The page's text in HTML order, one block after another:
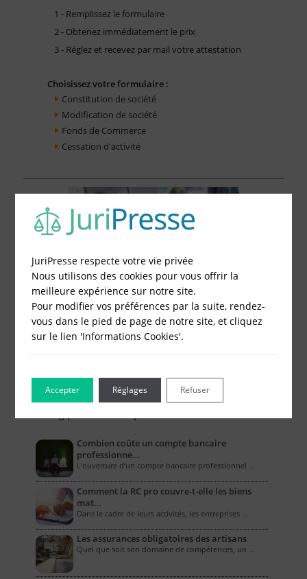
1 - Remplissez le formulaire
2 - Obtenez immédiatement le prix
3 - Réglez et recevez par mail votre attestation
Choisissez votre formulaire :
Constitution de société
Modification de société
Fonds de Commerce
Cessation d'activité
Combien coûte un compte bancaire
professionne…
L’ouverture d’un compte bancaire professionnel …
Comment la RC pro couvre-t-elle les biens
mat…
Dans le cadre de leurs activités, les entreprises …
Les assurances obligatoires des artisans
Quel que soit son domaine de compétences, un …
JuriPresse respecte votre vie privée
Nous utilisons des cookies pour vous offrir la
meilleure expérience sur notre site.
Pour modifier vos préférences par la suite, rendez-
vous dans le pied de page de notre site, et cliquez
sur le lien 'Informations Cookies'.
Accepter Refuser
Réglages